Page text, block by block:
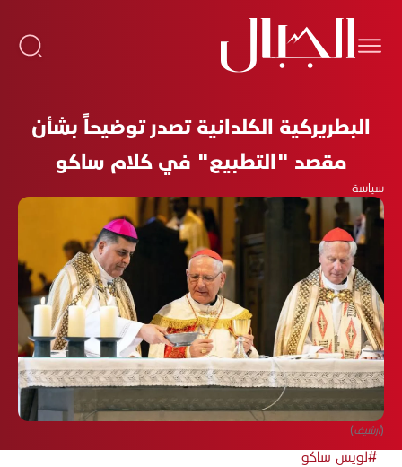
البطريركية الكلدانية تصدر توضيحاً بشأن
مقصد "التطبيع" في كلام ساكو
سياسة
(أرشيف)
#لويس ساكو